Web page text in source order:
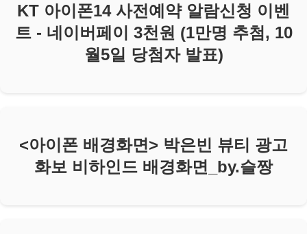
KT 아이폰14 사전예약 알람신청 이벤
트 - 네이버페이 3천원 (1만명 추첨, 10
월5일 당첨자 발표)
<아이폰 배경화면> 박은빈 뷰티 광고
화보 비하인드 배경화면_by.슬짱